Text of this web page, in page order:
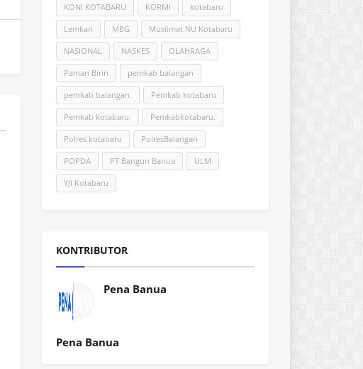
KONI KOTABARU KORMI kotabaru
Lemkari MBG Muslimat NU Kotabaru
NASIONAL NASKES OLAHRAGA
Paman Birin pemkab balangan
pemkab balangan. Pemkab kotabaru
Pemkab kotabaru. Pemkabkotabaru.
Polres kotabaru PolresBalangan
POPDA PT Bangun Banua ULM
YJI Kotabaru
KONTRIBUTOR
Pena Banua
Pena Banua